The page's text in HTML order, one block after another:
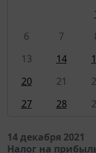
6
7
13
14
20
21
27
28
14 декабря 2021
Налог на